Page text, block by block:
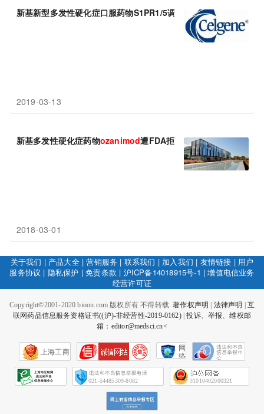
新基新型多发性硬化症口服药物S1PR1/5调节剂 ozanimod
2019-03-13
新基多发性硬化症药物ozanimod遭FDA拒绝
2018-03-01
关于我们 | 产品大全|营销服务 | 联系我们 | 加入我们 | 友情链接 | 用户
服务协议 | 隐私保护 |免责条款 | 沪ICP备14018915号-1 |增值电信业务
经营许可证
Copyright©2001-2020 bioon.com 版权所有 不得转载.著作权声明 法律声明
互
联网药品信息服务资格证书((沪)-非经营性-2019-0162)|投诉、举报、维权邮
箱：editor@medsci.cn<
上海工商
网
络
会
征
021-54485309-8082 31010402000321